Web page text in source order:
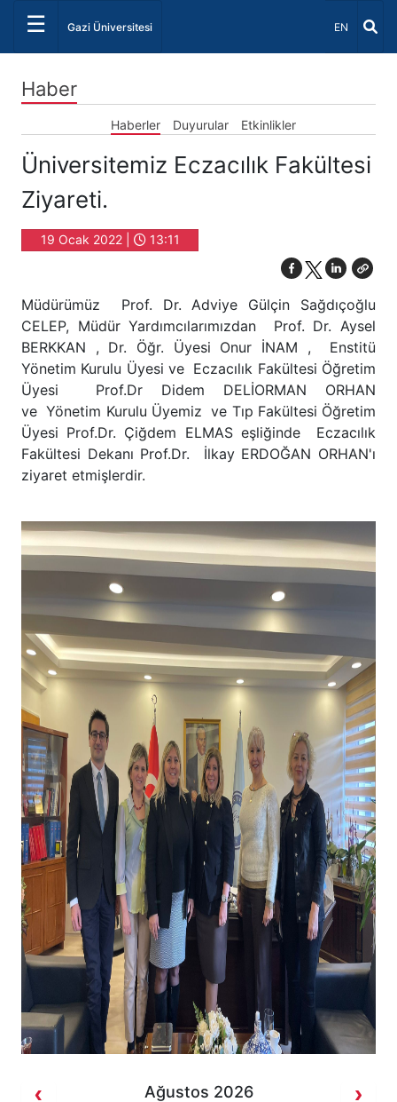
☰ Gazi Üniversitesi Dil Seçiniz
EN
Haber
Haberler Duyurular Etkinlikler
Üniversitemiz Eczacılık Fakültesi
Ziyareti.
19 Ocak 2022 | 13:11
Müdürümüz Prof. Dr. Adviye Gülçin Sağdıçoğlu
CELEP, Müdür Yardımcılarımızdan Prof. Dr. Aysel
BERKKAN , Dr. Öğr. Üyesi Onur İNAM , Enstitü
Yönetim Kurulu Üyesi ve Eczacılık Fakültesi Öğretim
Üyesi Prof.Dr Didem DELİORMAN ORHAN
ve Yönetim Kurulu Üyemiz ve Tıp Fakültesi Öğretim
Üyesi Prof.Dr. Çiğdem ELMAS eşliğinde Eczacılık
Fakültesi Dekanı Prof.Dr. İlkay ERDOĞAN ORHAN'ı
ziyaret etmişlerdir.
Ağustos 2026